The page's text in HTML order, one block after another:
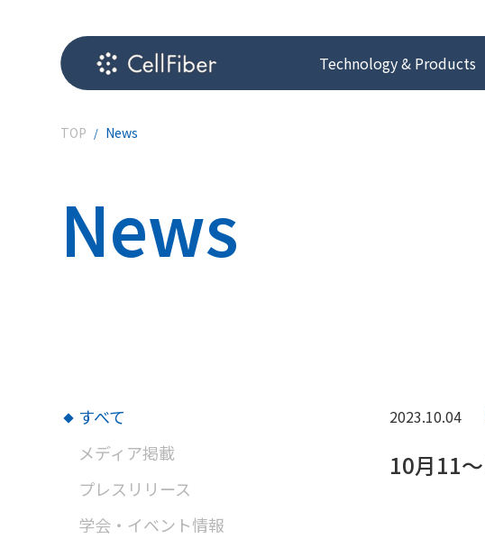
Technology & Products
TOP News
News
2023.10.04
10月11
すべて
メディア掲載
プレスリリース
学会・イベント情報